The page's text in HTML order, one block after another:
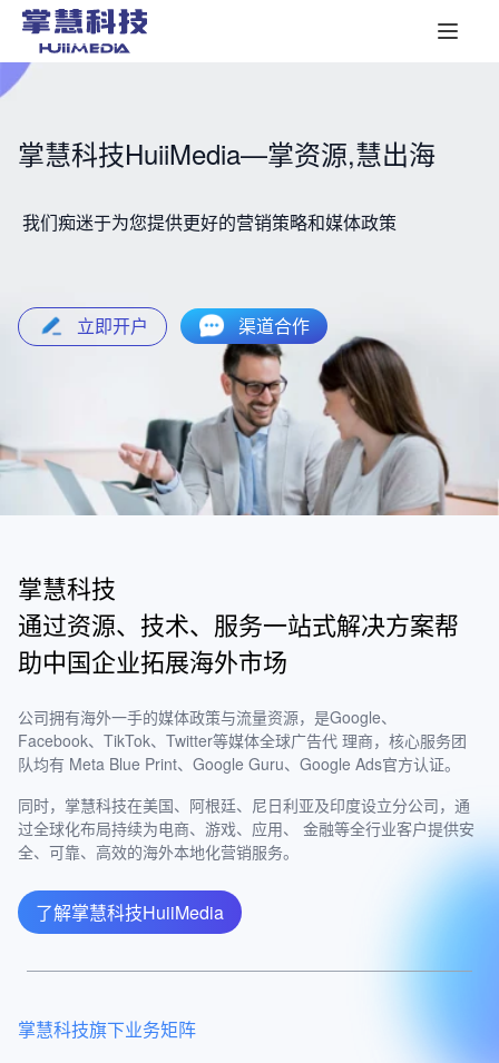
掌慧科技HuiiMedia—掌资源,慧出海
我们痴迷于为您提供更好的营销策略和媒体政策
立即开户 渠道合作
掌慧科技
通过资源、技术、服务一站式解决方案帮
助中国企业拓展海外市场
公司拥有海外一手的媒体政策与流量资源，是Google、
Facebook、TikTok、Twitter等媒体全球广告代 理商，核心服务团
队均有 Meta Blue Print、Google Guru、Google Ads官方认证。
同时，掌慧科技在美国、阿根廷、尼日利亚及印度设立分公司，通
过全球化布局持续为电商、游戏、应用、 金融等全行业客户提供安
全、可靠、高效的海外本地化营销服务。
了解掌慧科技HuiiMedia
掌慧科技旗下业务矩阵